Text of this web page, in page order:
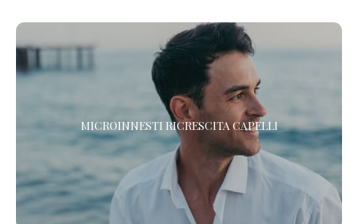
MICROINNESTI RICRESCITA CAPELLI
RIGENERA™ - MICROINNESTI RICRESCITA CAPELLI
Scopri il nuovo protocollo di Medicina Rigenerativa Cellulare per
la ricrescita dei tuoi capelli. In un solo trattamento.